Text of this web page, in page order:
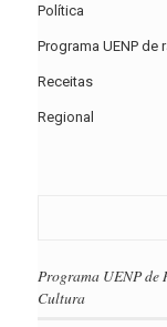
Política
Programa UENP de
Receitas
Regional
Programa UENP de
Cultura